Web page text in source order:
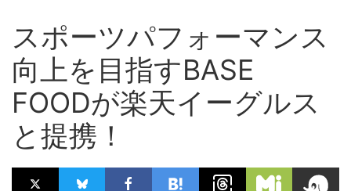
スポーツパフォーマンス
向上を目指すBASE
FOODが楽天イーグルス
と提携！